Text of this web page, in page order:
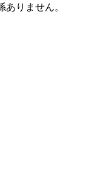
りません。